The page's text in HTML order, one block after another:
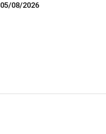
05/08/2026